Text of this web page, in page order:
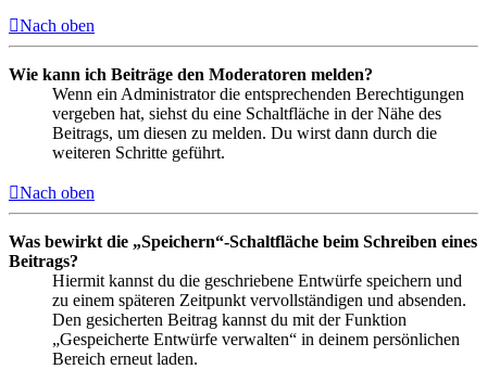
Nach oben
Wie kann ich Beiträge den Moderatoren melden?
Wenn ein Administrator die entsprechenden Berechtigungen
vergeben hat, siehst du eine Schaltfläche in der Nähe des
Beitrags, um diesen zu melden. Du wirst dann durch die
weiteren Schritte geführt.
Nach oben
Was bewirkt die „Speichern“-Schaltfläche beim Schreiben eines
Beitrags?
Hiermit kannst du die geschriebene Entwürfe speichern und
zu einem späteren Zeitpunkt vervollständigen und absenden.
Den gesicherten Beitrag kannst du mit der Funktion
„Gespeicherte Entwürfe verwalten“ in deinem persönlichen
Bereich erneut laden.